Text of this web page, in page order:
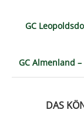
GC
GC Almenland
DAS